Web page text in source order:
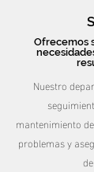
Ofrecemos
Nuestro
mantenimiento
problemas y